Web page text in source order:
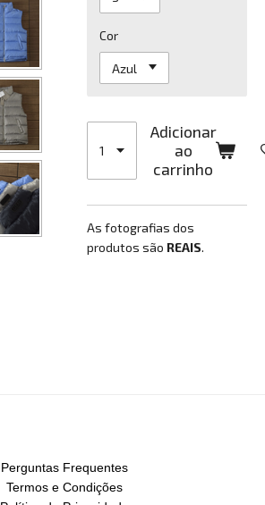
Cor
Adicionar
ao
carrinho
As fotografias dos
produtos são REAIS.
Perguntas Frequentes
Termos e Condições